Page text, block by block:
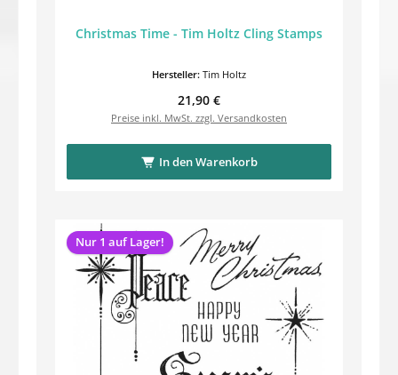
Christmas Time - Tim Holtz Cling Stamps
Hersteller: Tim Holtz
Regulärer Preis:
21,90 €
Preise inkl. MwSt. zzgl. Versandkosten
In den Warenkorb
Nur 1 auf Lager!